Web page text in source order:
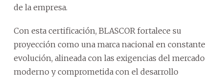
de la empresa.
Con esta certificación, BLASCOR fortalece su
proyección como una marca nacional en constante
evolución, alineada con las exigencias del mercado
moderno y comprometida con el desarrollo